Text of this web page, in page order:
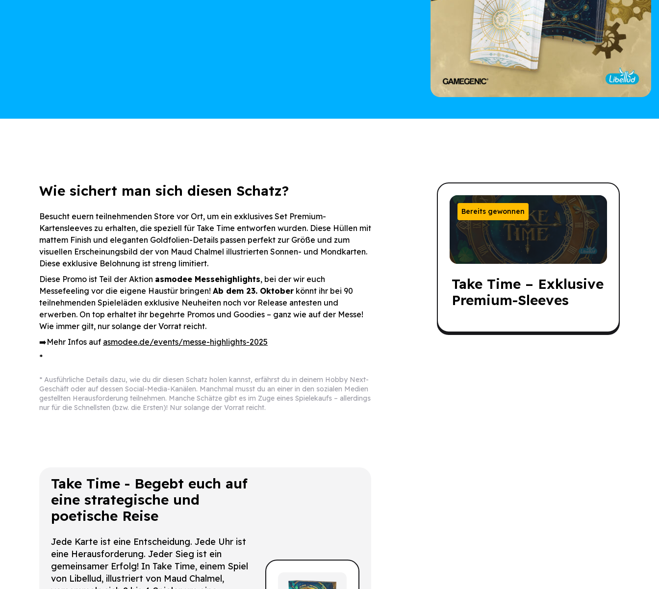
Wie sichert man sich diesen Schatz?
Besucht euern teilnehmenden Store vor Ort, um ein exklusives Set Premium-
Kartensleeves zu erhalten, die speziell für Take Time entworfen wurden. Diese Hüllen mit
mattem Finish und eleganten Goldfolien-Details passen perfekt zur Größe und zum
visuellen Erscheinungsbild der von Maud Chalmel illustrierten Sonnen- und Mondkarten.
Diese exklusive Belohnung ist streng limitiert.
Diese Promo ist Teil der Aktion asmodee Messehighlights, bei der wir euch
Messefeeling vor die eigene Haustür bringen! Ab dem 23. Oktober könnt ihr bei 90
teilnehmenden Spieleläden exklusive Neuheiten noch vor Release antesten und
erwerben. On top erhaltet ihr begehrte Promos und Goodies – ganz wie auf der Messe!
Wie immer gilt, nur solange der Vorrat reicht.
➡️Mehr Infos auf asmodee.de/events/messe-highlights-2025
*
* Ausführliche Details dazu, wie du dir diesen Schatz holen kannst, erfährst du in deinem Hobby Next-
Geschäft oder auf dessen Social-Media-Kanälen. Manchmal musst du an einer in den sozialen Medien
gestellten Herausforderung teilnehmen. Manche Schätze gibt es im Zuge eines Spielekaufs – allerdings
nur für die Schnellsten (bzw. die Ersten)! Nur solange der Vorrat reicht.
Take Time - Begebt euch auf
eine strategische und
poetische Reise
Jede Karte ist eine Entscheidung. Jede Uhr ist
eine Herausforderung. Jeder Sieg ist ein
gemeinsamer Erfolg! In Take Time, einem Spiel
von Libellud, illustriert von Maud Chalmel,
Bereits gewonnen
Take Time – Exklusive
Premium-Sleeves